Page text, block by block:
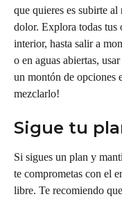
que quieres es subirte
dolor. Explora todas tus
interior, hasta salir a
o en aguas abiertas,
un montón de opciones
mezclarlo!
Sigue tu
Si sigues un plan y
te comprometas con el
libre. Te recomiendo